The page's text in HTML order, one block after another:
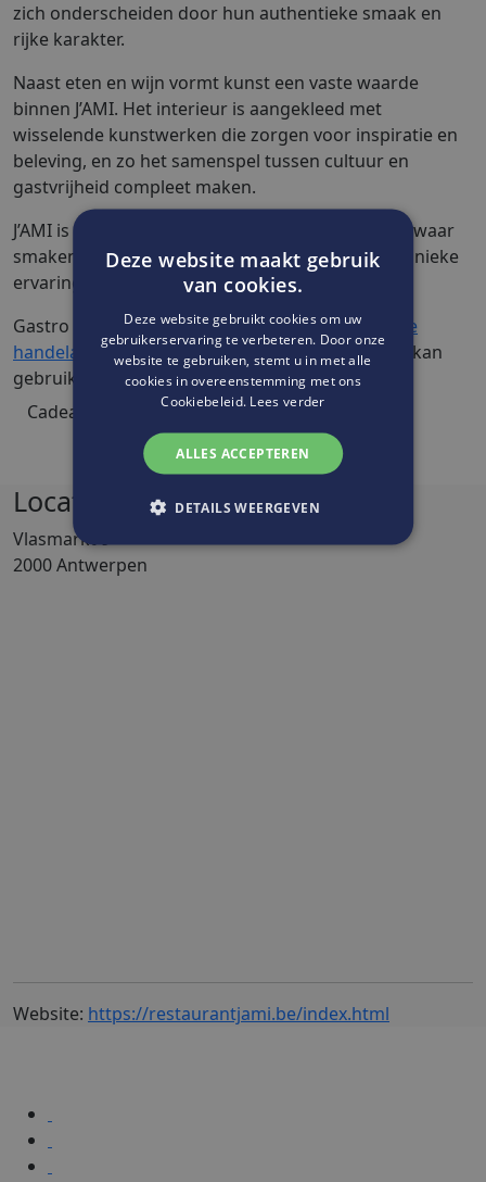
zich onderscheiden door hun authentieke smaak en
rijke karakter.
Naast eten en wijn vormt kunst een vaste waarde
binnen J’AMI. Het interieur is aangekleed met
wisselende kunstwerken die zorgen voor inspiratie en
beleving, en zo het samenspel tussen cultuur en
gastvrijheid compleet maken.
J’AMI is meer dan een restaurant. Het is een plek waar
smaken, verhalen en kunst samenkomen – een unieke
ervaring in Antwerpen.
Gastro Wine Bar J'ami is één van dedeelnemende
handelaarswaar je jouwCadeaubon Antwerpen
kan
gebruiken.
Cadeaubon Antwerpen kopen
Locatie
Vlasmarkt 9
2000 Antwerpen
Website: https://restaurantjami.be/index.html
Deze website maakt gebruik
van cookies.
Deze website gebruikt cookies om uw
gebruikerservaring te verbeteren. Door onze
website te gebruiken, stemt u in met alle
cookies in overeenstemming met ons
Cookiebeleid. Lees verder
ALLES ACCEPTEREN
DETAILS WEERGEVEN